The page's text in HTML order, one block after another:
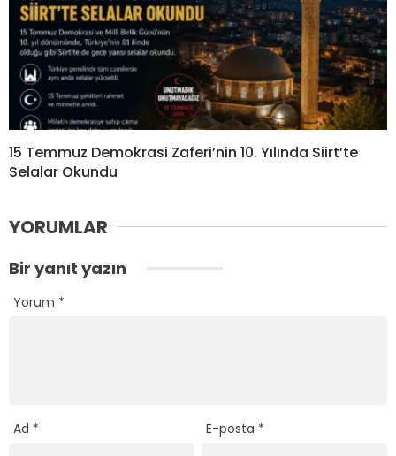
15 Temmuz Demokrasi Zaferi’nin 10. Yılında Siirt’te
Selalar Okundu
YORUMLAR
Bir yanıt yazın
Yorum *
Ad * E-posta *